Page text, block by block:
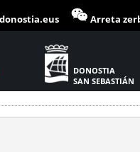
Arreta
DONOSTIA
SAN SEBASTIÁN